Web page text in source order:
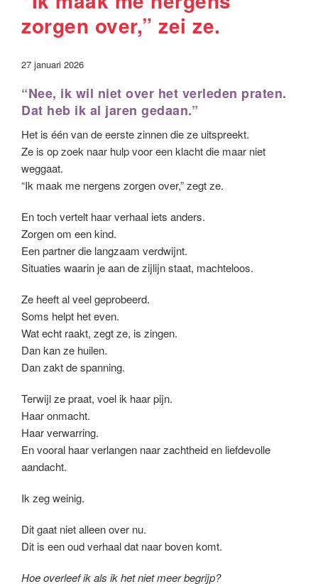
zorgen over,” zei ze.
27 januari 2026
“Nee, ik wil niet over het verleden praten.
Dat heb ik al jaren gedaan.”
Het is één van de eerste zinnen die ze uitspreekt.
Ze is op zoek naar hulp voor een klacht die maar niet
weggaat.
“Ik maak me nergens zorgen over,” zegt ze.
En toch vertelt haar verhaal iets anders.
Zorgen om een kind.
Een partner die langzaam verdwijnt.
Situaties waarin je aan de zijlijn staat, machteloos.
Ze heeft al veel geprobeerd.
Soms helpt het even.
Wat echt raakt, zegt ze, is zingen.
Dan kan ze huilen.
Dan zakt de spanning.
Terwijl ze praat, voel ik haar pijn.
Haar onmacht.
Haar verwarring.
En vooral haar verlangen naar zachtheid en liefdevolle
aandacht.
Ik zeg weinig.
Dit gaat niet alleen over nu.
Dit is een oud verhaal dat naar boven komt.
Hoe overleef ik als ik het niet meer begrijp?